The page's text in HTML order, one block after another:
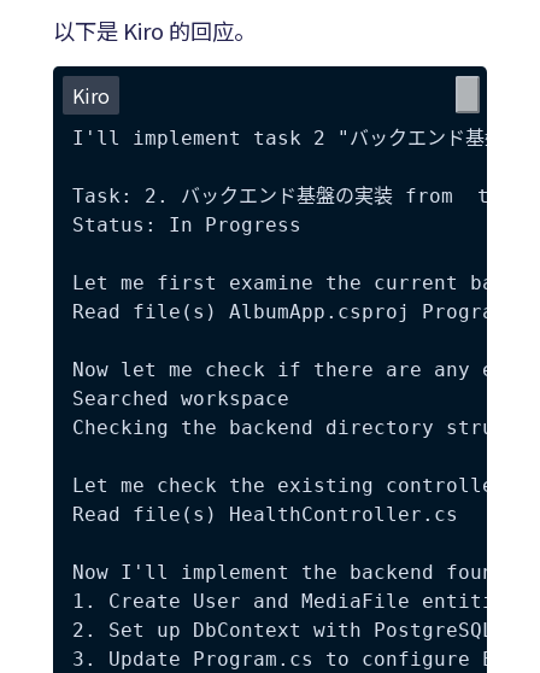
以下是 Kiro 的回应。
Kiro
I'll implement task 2 "バックエンド基盤
Task: 2. バックエンド基盤の実装 from
Status: In Progress
Let me first examine the current
Read file(s) AlbumApp.csproj
Now let me check if there are any
Searched workspace
Checking the backend directory
Let me check the existing controller
Read file(s) HealthController.cs
Now I'll implement the backend
1. Create User and MediaFile entities
2. Set up DbContext with PostgreSQL
3. Update Program.cs to configure